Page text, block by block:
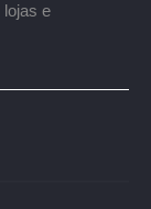
lojas e